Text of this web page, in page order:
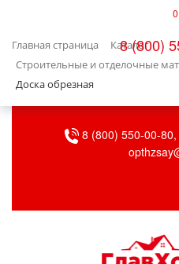
0
8 (800)
Главная страница
Каталог
Строительные и отделочные
Доска обрезная
БЫТОВАЯ ТЕХНИКА
ВЕНТИЛЯЦИЯ
ДАЧА, САД И ОГОРОД
8 (800) 550-00-80,